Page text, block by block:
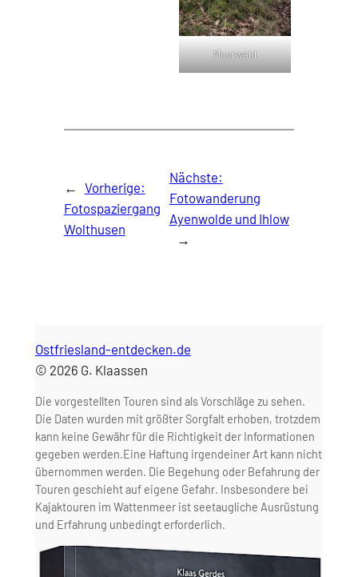
Moorwald
← Vorherige:
Fotospaziergang
Wolthusen
Nächste:
Fotowanderung
Ayenwolde und Ihlow
→
Ostfriesland-entdecken.de
© 2026 G. Klaassen
Die vorgestellten Touren sind als Vorschläge zu sehen.
Die Daten wurden mit größter Sorgfalt erhoben, trotzdem
kann keine Gewähr für die Richtigkeit der Informationen
gegeben werden.Eine Haftung irgendeiner Art kann nicht
übernommen werden. Die Begehung oder Befahrung der
Touren geschieht auf eigene Gefahr. Insbesondere bei
Kajaktouren im Wattenmeer ist seetaugliche Ausrüstung
und Erfahrung unbedingt erforderlich.